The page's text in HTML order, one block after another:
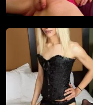
dieser
will.
Wir setzen auf
Cookies sind
mit den
dem Internet
werden und
Zugriffsgerät